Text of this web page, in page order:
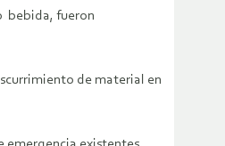
bebida, fueron
de material en